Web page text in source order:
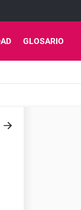
GLOSARIO